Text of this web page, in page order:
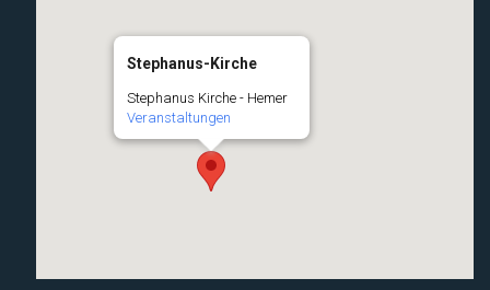
Stephanus-Kirche
Stephanus Kirche - Hemer
Veranstaltungen